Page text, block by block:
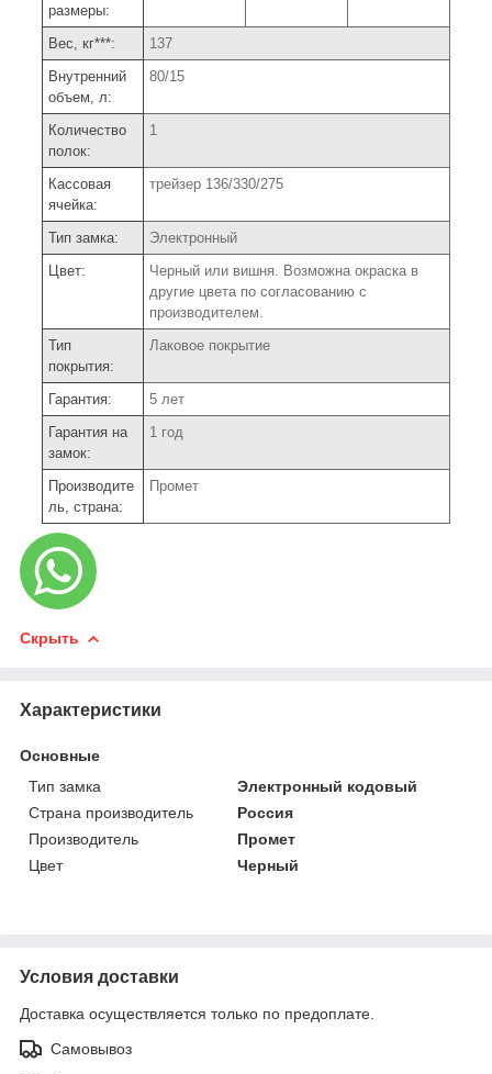
размеры:
Вес, кг***:
137
Внутренний
объем, л:
80/15
Количество
полок:
1
Кассовая
ячейка:
трейзер 136/330/275
Тип замка:
Электронный
Цвет:
Черный или вишня. Возможна окраска в
другие цвета по согласованию с
производителем.
Тип
покрытия:
Лаковое покрытие
Гарантия:
5 лет
Гарантия на
замок:
1 год
Производите
ль, страна:
Промет
Скрыть
Характеристики
Основные
Тип замка
Электронный кодовый
Страна производитель
Россия
Производитель
Промет
Цвет
Черный
Условия доставки
Доставка осуществляется только по предоплате.
Самовывоз